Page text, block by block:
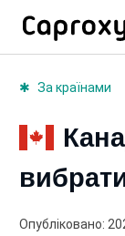
За країнами
Опубліковано: